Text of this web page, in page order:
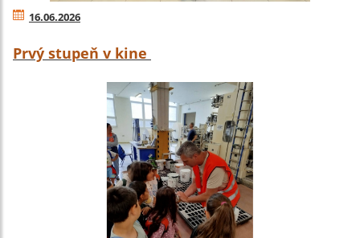
16.06.2026
Prvý stupeň v kine